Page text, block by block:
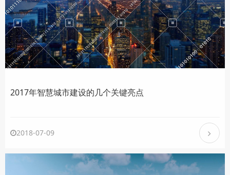
2017年智慧城市建设的几个关键亮点
2018-07-09